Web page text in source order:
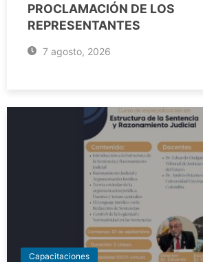
PROCLAMACIÓN DE LOS
REPRESENTANTES
7 agosto, 2026
Capacitaciones